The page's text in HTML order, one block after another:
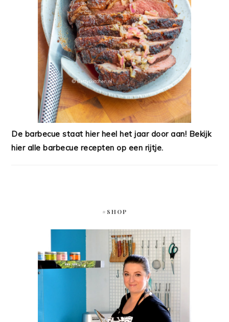
De barbecue staat hier heel het jaar door aan! Bekijk
hier alle barbecue recepten op een rijtje.
#SHOP